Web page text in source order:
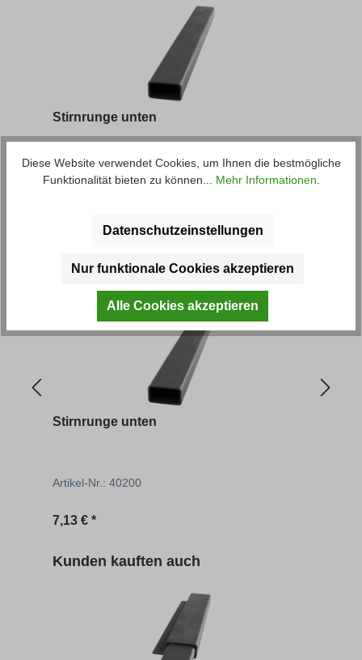
Stirnrunge unten
Artikel-Nr.: 40200M
angesehen
Stirnrunge unten
Artikel-Nr.: 40200
Regulärer Preis:
7,13 € *
Produktgalerie überspringen
Kunden kauften auch
Diese Website verwendet Cookies, um Ihnen die bestmögliche
Funktionalität bieten zu können... Mehr Informationen
Datenschutzeinstellungen
Nur funktionale Cookies akzeptieren
Alle Cookies akzeptieren